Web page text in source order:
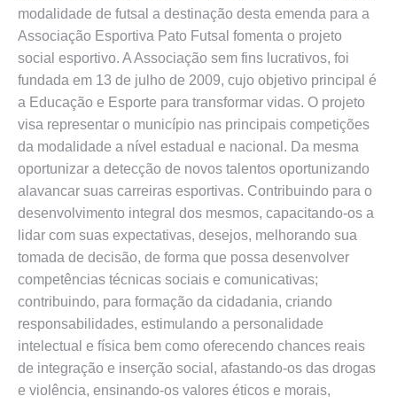
modalidade de futsal a destinação desta emenda para a
Associação Esportiva Pato Futsal fomenta o projeto
social esportivo. A Associação sem fins lucrativos, foi
fundada em 13 de julho de 2009, cujo objetivo principal é
a Educação e Esporte para transformar vidas. O projeto
visa representar o município nas principais competições
da modalidade a nível estadual e nacional. Da mesma
oportunizar a detecção de novos talentos oportunizando
alavancar suas carreiras esportivas. Contribuindo para o
desenvolvimento integral dos mesmos, capacitando-os a
lidar com suas expectativas, desejos, melhorando sua
tomada de decisão, de forma que possa desenvolver
competências técnicas sociais e comunicativas;
contribuindo, para formação da cidadania, criando
responsabilidades, estimulando a personalidade
intelectual e física bem como oferecendo chances reais
de integração e inserção social, afastando-os das drogas
e violência, ensinando-os valores éticos e morais,